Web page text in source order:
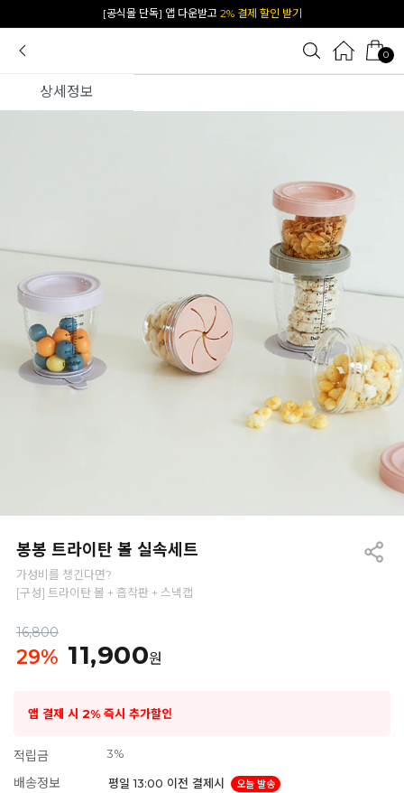
[공식몰 단독] 앱 다운받고 2% 결제 할인 받기
0
상세정보
봉봉 트라이탄 볼 실속세트
가성비를 챙긴다면?
[구성] 트라이탄 볼 + 흡착판 + 스낵캡
16,800
29% 11,900원
앱 결제 시 2% 즉시 추가할인
적립금 3%
배송정보 평일 13:00 이전 결제시
오늘 발송